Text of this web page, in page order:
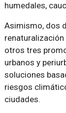
humedales,
Asimismo, dos
otros tres
urbanos y
soluciones
riesgos
ciudades.